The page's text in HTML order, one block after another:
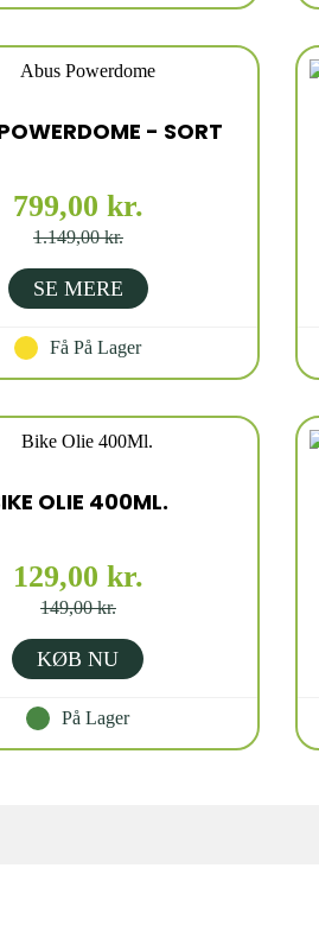
- SORT
799,00 kr.
1.149,00 kr.
SE MERE
Få På Lager
OLIE 400ML.
129,00 kr.
149,00 kr.
KØB NU
På Lager